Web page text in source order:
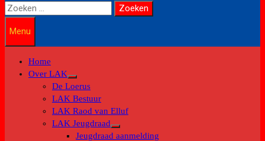
Zoeken
naar:
Menu
Home
Over LAK
Toon
submenu
De Loerus
LAK Bestuur
LAK Raod van Elluf
LAK Jeugdraad
Toon
Jeugdraad aanmelding